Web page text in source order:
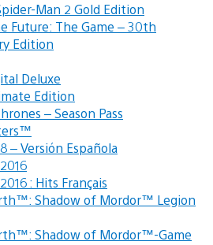
Man 2 Gold Edition
Future: The Game – 30th
Edition
Deluxe
Edition
– Season Pass
– Versión Española
: Hits Français
Shadow of Mordor™ Legion
Shadow of Mordor™-Game